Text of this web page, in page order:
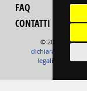
FAQ
CONTATTI
© 2022
dichiarazione di
legali